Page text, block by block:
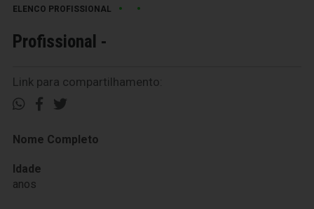
ELENCO PROFISSIONAL • •
Profissional -
Link para compartilhamento:
Nome Completo
Idade
anos